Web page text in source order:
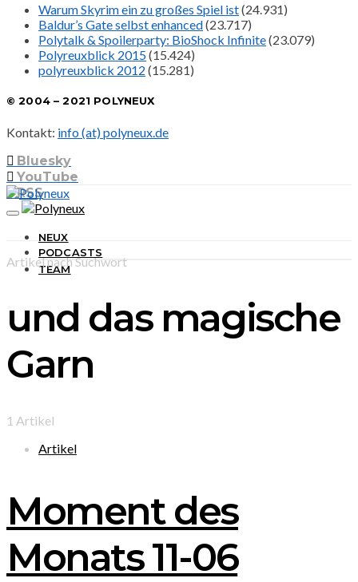
Warum Skyrim ein zu großes Spiel ist(24.931)
Baldur’s Gate selbst enhanced(23.717)
Polytalk & Spoilerparty: BioShock Infinite(23.079)
Polyreuxblick 2015(15.424)
polyreuxblick 2012 (15.281)
© 2004 – 2021 POLYNEUX
Kontakt: info (at) polyneux.de
Bluesky
YouTube
RSS
NEUX
PODCASTS
TEAM
Artikel nach Suchwort
und das magische
Garn
1 Artikel
Artikel
Moment des
Monats 11-06